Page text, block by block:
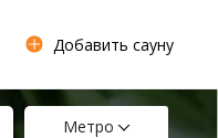
Добавить сауну
Метро